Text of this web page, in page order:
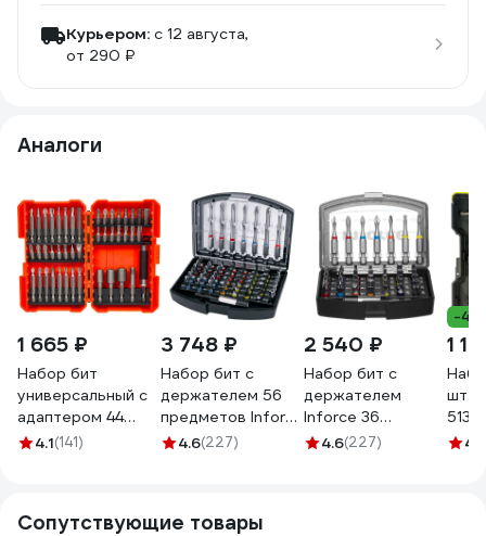
Курьером: c 12 августа,
от 290 ₽
Аналоги
1 665 ₽
Набор бит
универсальный с
адаптером 44
предмета Gigant
4.1(141)
3 748 ₽
Набор бит с
держателем 56
предметов Inforce
11-01-288
4.6(227)
2 540 ₽
Набор бит с
держателем
Inforce 36
предметов 11-01-
4.6(227)
-
1
шт.)
4.1
Сопутствующие товары